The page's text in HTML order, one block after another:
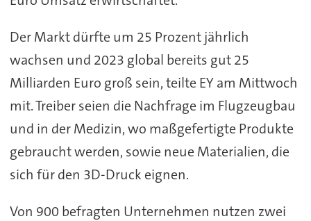
Der Markt dürfte um 25 Prozent jährlich
wachsen und 2023 global bereits gut 25
Milliarden Euro groß sein, teilte EY am Mittwoch
mit. Treiber seien die Nachfrage im Flugzeugbau
und in der Medizin, wo maßgefertigte Produkte
gebraucht werden, sowie neue Materialien, die
sich für den 3D-Druck eignen.
Von 900 befragten Unternehmen nutzen zwei